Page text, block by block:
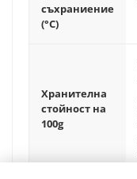
съхраниение
(°C)
Хранителна
стойност на
100g